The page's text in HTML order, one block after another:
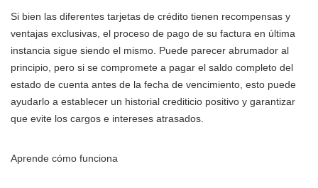
Si bien las diferentes tarjetas de crédito tienen recompensas y
ventajas exclusivas, el proceso de pago de su factura en última
instancia sigue siendo el mismo. Puede parecer abrumador al
principio, pero si se compromete a pagar el saldo completo del
estado de cuenta antes de la fecha de vencimiento, esto puede
ayudarlo a establecer un historial crediticio positivo y garantizar
que evite los cargos e intereses atrasados.
Aprende cómo funciona